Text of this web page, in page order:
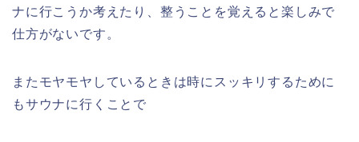
ナに行こうか考えたり、整うことを覚えると楽しみで
仕方がないです。
またモヤモヤしているときは時にスッキリするために
もサウナに行くことで